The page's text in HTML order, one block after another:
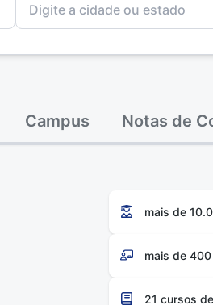
Campus Notas de
mais de
mais de
21 cursos